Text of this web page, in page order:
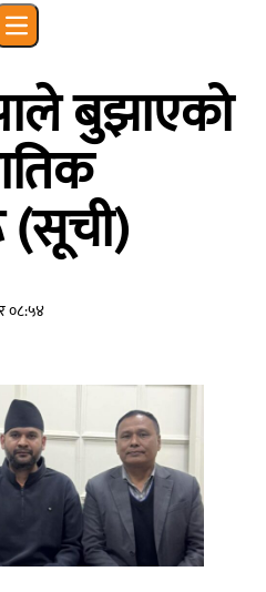
Open main menu
बुझाएको
(सूची)
०८:५४